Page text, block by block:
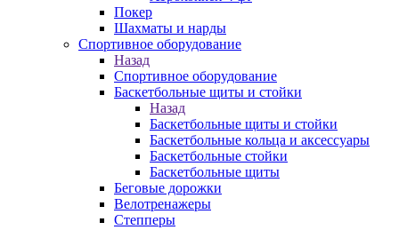
Покер
Шахматы и нарды
Спортивное оборудование
Назад
Спортивное оборудование
Баскетбольные щиты и стойки
Назад
Баскетбольные щиты и стойки
Баскетбольные кольца и аксессуары
Баскетбольные стойки
Баскетбольные щиты
Беговые дорожки
Велотренажеры
Степперы